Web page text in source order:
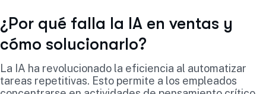
¿Por qué falla la IA en ventas y
cómo solucionarlo?
La IA ha revolucionado la eficiencia al automatizar
tareas repetitivas. Esto permite a los empleados